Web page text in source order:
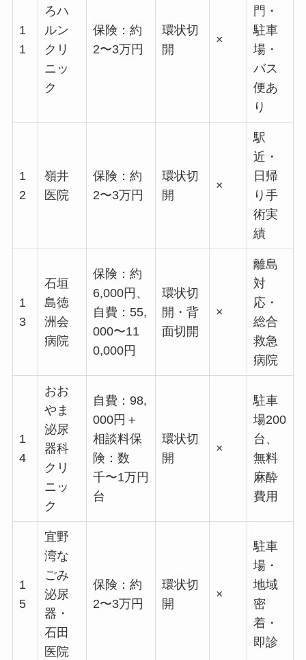
1
1
ろハ
ルン
クリ
ニッ
ク
保険：約
2〜3万円
環状切
開
×
門・
駐車
場・
バス
便あ
り
1
2
嶺井
医院
保険：約
2〜3万円
環状切
開
×
駅
近・
日帰
り手
術実
績
1
3
石垣
島徳
洲会
病院
保険：約
6,000円、
自費：55,
000〜11
0,000円
環状切
開・背
面切開
×
離島
対
応・
総合
救急
病院
1
4
おお
やま
泌尿
器科
クリ
ニッ
ク
自費：98,
000円＋
相談料保
険：数
千〜1万円
台
環状切
開
×
駐車
場200
台、
無料
麻酔
費用
1
5
宜野
湾な
ごみ
泌尿
器・
石田
医院
保険：約
2〜3万円
環状切
開
×
駐車
場・
地域
密
着・
即診